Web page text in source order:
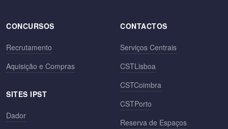
CONCURSOS
Recrutamento
Aquisição e Compras
SITES IPST
Dador
CONTACTOS
Serviços Centrais
CSTLisboa
CSTCoimbra
CSTPorto
Reserva de Espaços